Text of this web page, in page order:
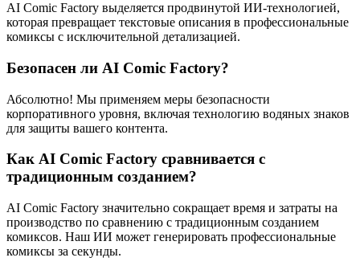
AI Comic Factory выделяется продвинутой ИИ-технологией,
которая превращает текстовые описания в профессиональные
комиксы с исключительной детализацией.
Безопасен ли AI Comic Factory?
Абсолютно! Мы применяем меры безопасности
корпоративного уровня, включая технологию водяных знаков
для защиты вашего контента.
Как AI Comic Factory сравнивается с
традиционным созданием?
AI Comic Factory значительно сокращает время и затраты на
производство по сравнению с традиционным созданием
комиксов. Наш ИИ может генерировать профессиональные
комиксы за секунды.